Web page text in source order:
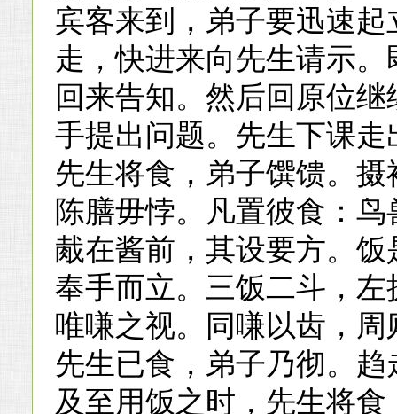
宾客来到，弟子要迅速
走，快进来向先生请示
回来告知。然后回原位
手提出问题。先生下课
先生将食，弟子馔馈。
陈膳毋悖。凡置彼食：
胾在酱前，其设要方。
奉手而立。三饭二斗，
唯嗛之视。同嗛以齿，
先生已食，弟子乃彻。
及至用饭之时，先生将